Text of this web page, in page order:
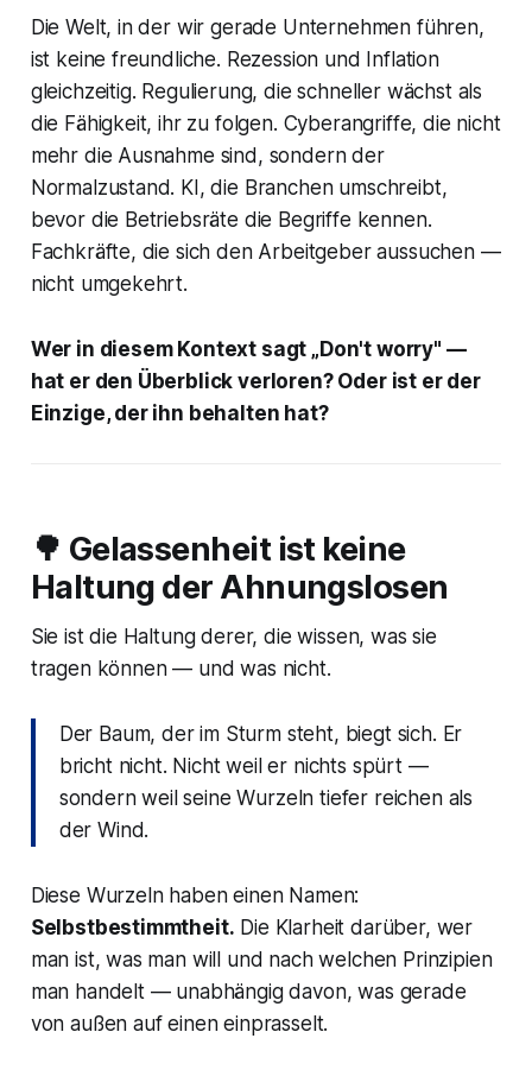
Die Welt, in der wir gerade Unternehmen führen,
ist keine freundliche. Rezession und Inflation
gleichzeitig. Regulierung, die schneller wächst als
die Fähigkeit, ihr zu folgen. Cyberangriffe, die nicht
mehr die Ausnahme sind, sondern der
Normalzustand. KI, die Branchen umschreibt,
bevor die Betriebsräte die Begriffe kennen.
Fachkräfte, die sich den Arbeitgeber aussuchen —
nicht umgekehrt.
Wer in diesem Kontext sagt „Don't worry" —
hat er den Überblick verloren? Oder ist er der
Einzige, der ihn behalten hat?
🌳 Gelassenheit ist keine
Haltung der Ahnungslosen
Sie ist die Haltung derer, die wissen, was sie
tragen können — und was nicht.
Der Baum, der im Sturm steht, biegt sich. Er
bricht nicht. Nicht weil er nichts spürt —
sondern weil seine Wurzeln tiefer reichen als
der Wind.
Diese Wurzeln haben einen Namen:
Selbstbestimmtheit. Die Klarheit darüber, wer
man ist, was man will und nach welchen Prinzipien
man handelt — unabhängig davon, was gerade
von außen auf einen einprasselt.